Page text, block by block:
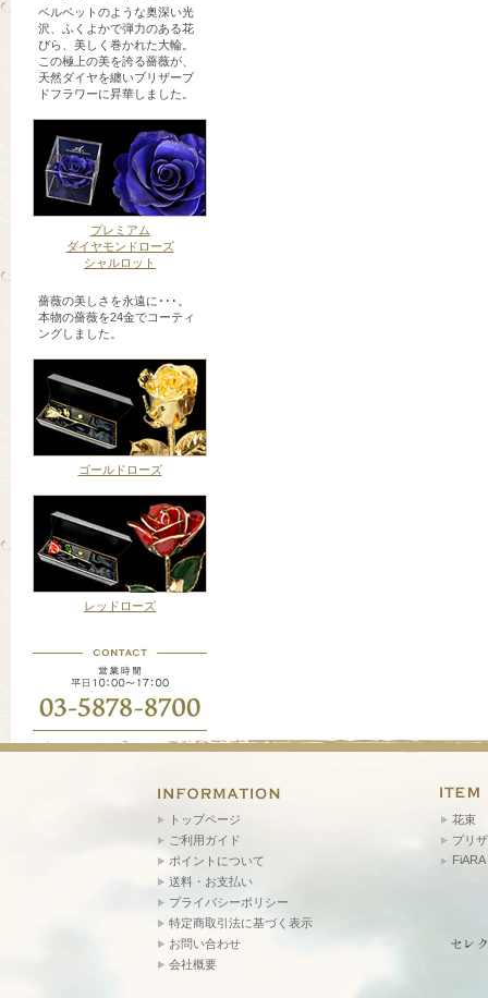
ベルベットのような奥深い光
沢、ふくよかで弾力のある花
びら、美しく巻かれた大輪。
この極上の美を誇る薔薇が、
天然ダイヤを纏いブリザーブ
ドフラワーに昇華しました。
プレミアム
ダイヤモンドローズ
シャルロット
薔薇の美しさを永遠に･･･。
本物の薔薇を24金でコーティ
ングしました。
ゴールドローズ
レッドローズ
トップページ
ご利用ガイド
ポイントについて
送料・お支払い
プライバシーポリシー
特定商取引法に基づく表示
お問い合わせ
会社概要
花束
プリ
FiARA